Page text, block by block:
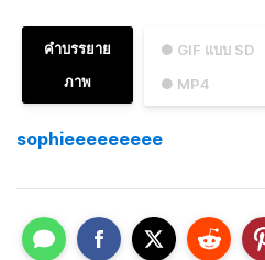
● GIF แบบ SD
● MP4
คำบรรยาย
ภาพ
sophieeeeeeeee